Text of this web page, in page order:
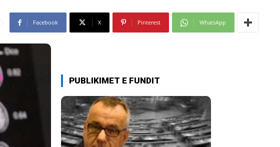
Facebook X Pinterest WhatsApp
PUBLIKIMET E FUNDIT